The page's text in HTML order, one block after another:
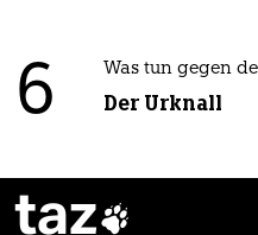
6 Was tun gegen
Der Urknall
taz